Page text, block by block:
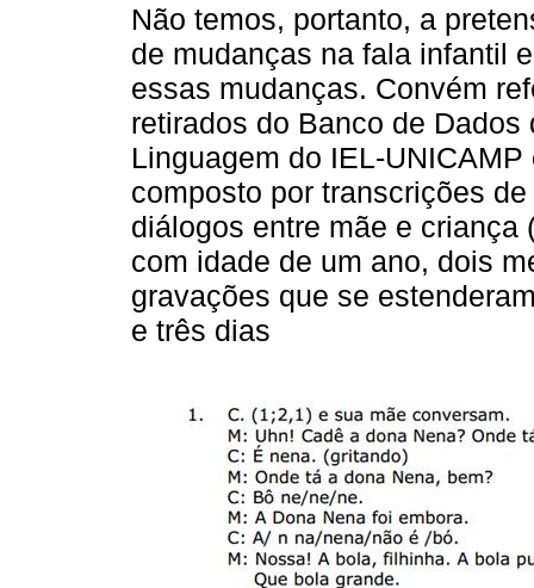
Não temos, portanto, a
de mudanças na fala infantil
essas mudanças. Convém
retirados do Banco de
Linguagem do IEL-
composto por transcrições
diálogos entre mãe e criança
com idade de um ano, dois
gravações que se
e três dias